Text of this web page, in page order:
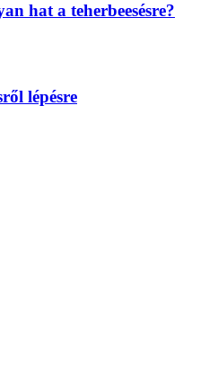
hat a teherbeesésre?
lépésre